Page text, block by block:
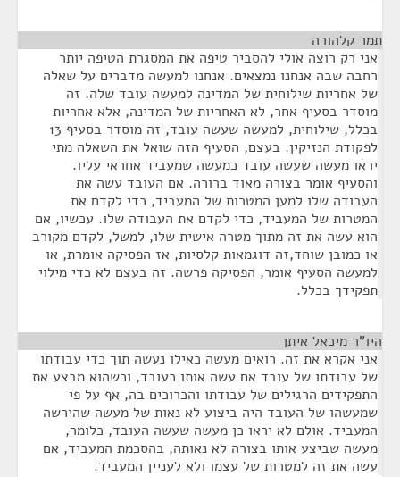
תמר קלהורה
אני רק רוצה אולי להסביר טיפה את המסגרת הטיפה יותר
רחבה שבה אנחנו נמצאים. אנחנו למעשה מדברים על שאלה
של אחריות שילוחית של המדינה למעשה עובד שלה. זה
מוסדר בסעיף אחר, לא האחריות של המדינה, אלא אחריות
בכלל, שילוחית, למעשה שעשה עובד, זה מוסדר בסעיף 13
לפקודת הנזיקין. בעצם, הסעיף הזה שואל את השאלה מתי
יראו מעשה שעשה עובד כמעשה שמעביד אחראי עליו.
והסעיף אומר בצורה מאוד ברורה. אם העובד עשה את
העבודה שלו למען המטרות של המעביד, כדי לקדם את
המטרות של המעביד, כדי לקדם את העבודה שלו. עכשיו, אם
הוא עשה את זה מתוך מטרה אישית שלו, למשל, לקדם מקורב
או כמובן שוחד,זה דוגמאות קלסיות, אז הפסיקה אומרת, או
למעשה הסעיף אומר, הפסיקה פרשה. זה בעצם לא כדי מילוי
תפקידך בכלל.
היו"ר מיכאל איתן
אני אקרא את זה. רואים מעשה כאילו נעשה תוך כדי עבודתו
של עבודתו של עובד אם עשה אותו כעובד, וכשהוא מבצע את
התפקידים הרגילים של עבודתו והכרוכים בה, אף על פי
שמעשהו של העובד היה ביצוע לא נאות של מעשה שהירשה
המעביד. אולם לא יראו כן מעשה שעשה העובד, כלומר,
מעשה שביצע אותו בצורה לא נאותה, בהסכמת המעביד, אם
עשה את זה למטרות של עצמו ולא לעניין המעביד.